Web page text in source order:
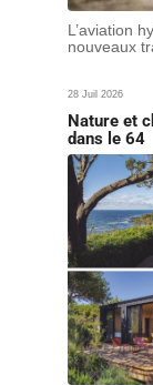
L’aviation
nouveaux
28 Juil 2026
Nature et
dans le 64